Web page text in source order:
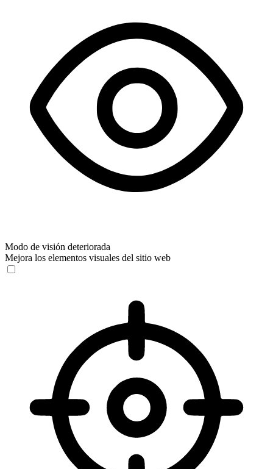
Modo de visión deteriorada
Mejora los elementos visuales del sitio web